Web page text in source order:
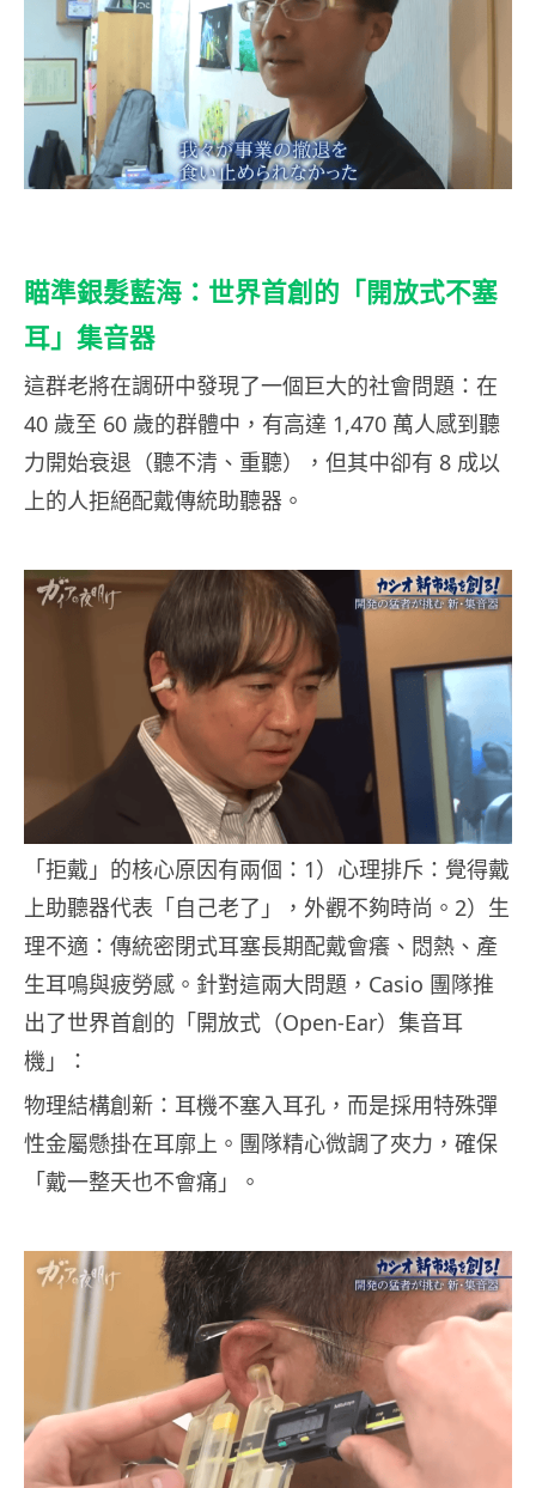
瞄準銀髮藍海：世界首創的「開放式不塞
耳」集音器
這群老將在調研中發現了一個巨大的社會問題：在
40 歲至 60 歲的群體中，有高達 1,470 萬人感到聽
力開始衰退（聽不清、重聽），但其中卻有 8 成以
上的人拒絕配戴傳統助聽器。
「拒戴」的核心原因有兩個：1）心理排斥：覺得戴
上助聽器代表「自己老了」，外觀不夠時尚。2）生
理不適：傳統密閉式耳塞長期配戴會癢、悶熱、產
生耳鳴與疲勞感。針對這兩大問題，Casio 團隊推
出了世界首創的「開放式（Open-Ear）集音耳
機」：
物理結構創新：耳機不塞入耳孔，而是採用特殊彈
性金屬懸掛在耳廓上。團隊精心微調了夾力，確保
「戴一整天也不會痛」。